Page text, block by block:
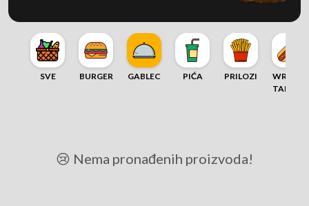
SVE BURGER GABLEC PIĆA PRILOZI
WRAP &
TANJUR
😢 Nema pronađenih proizvoda!